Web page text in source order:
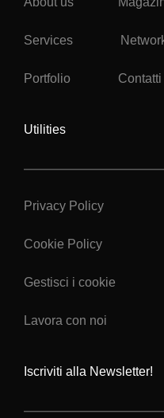
Services
Portfolio Contatti
Utilities
Privacy Policy
Cookie Policy
Gestisci i cookie
Lavora con noi
Iscriviti alla Newsletter!